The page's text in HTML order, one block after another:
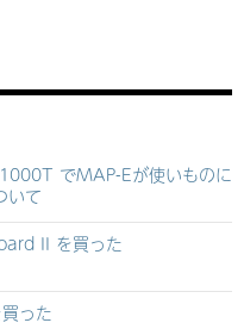
でMAP-Eが使いものに
いて
II を買った
った